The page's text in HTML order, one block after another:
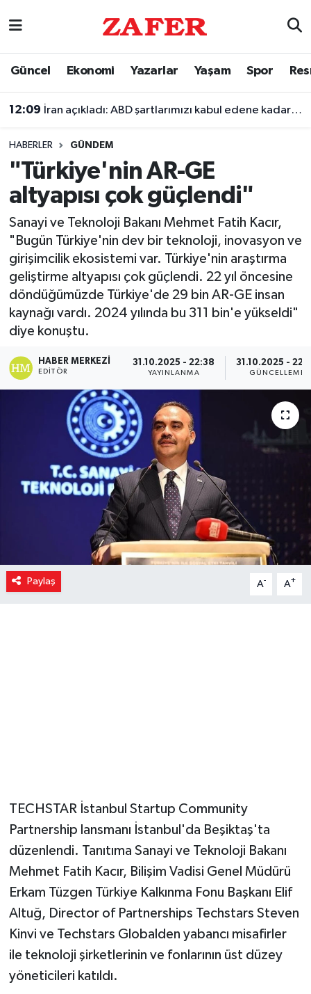
Güncel Ekonomi Yazarlar Yaşam Spor
12:09 İran açıkladı: ABD şartlarımızı kabul edene kadar Hürmüz Boğazı'nı kontrol altında tutacağız
HABERLER GÜNDEM
"Türkiye'nin AR-GE
altyapısı çok güçlendi"
Sanayi ve Teknoloji Bakanı Mehmet Fatih Kacır,
"Bugün Türkiye'nin dev bir teknoloji, inovasyon ve
girişimcilik ekosistemi var. Türkiye'nin araştırma
geliştirme altyapısı çok güçlendi. 22 yıl öncesine
döndüğümüzde Türkiye'de 29 bin AR-GE insan
kaynağı vardı. 2024 yılında bu 311 bin'e yükseldi"
diye konuştu.
HABER MERKEZI
EDITÖR
31.10.2025 - 22:38
YAYINLANMA
31.10.2025 -
GÜNCELLEME
Paylaş A- A+
TECHSTAR İstanbul Startup Community
Partnership lansmanı İstanbul'da Beşiktaş'ta
düzenlendi. Tanıtıma Sanayi ve Teknoloji Bakanı
Mehmet Fatih Kacır, Bilişim Vadisi Genel Müdürü
Erkam Tüzgen Türkiye Kalkınma Fonu Başkanı Elif
Altuğ, Director of Partnerships Techstars Steven
Kinvi ve Techstars Globalden yabancı misafirler
ile teknoloji şirketlerinin ve fonlarının üst düzey
yöneticileri katıldı.
Nöbetçi Eczaneler
Trafik Durumu
Süper Lig Puan Durumu ve Fikstür
Tüm Manşetler
Son Dakika Haberleri
Haber Arşivi